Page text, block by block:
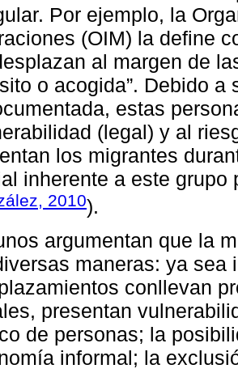
Por ejemplo, la
(OIM) la define
al margen de
o acogida”. Debido
estas
(legal) y al
los migrantes
inherente a este
2010).
argumentan que la
maneras: ya sea
conllevan
presentan
de personas; la
informal; la